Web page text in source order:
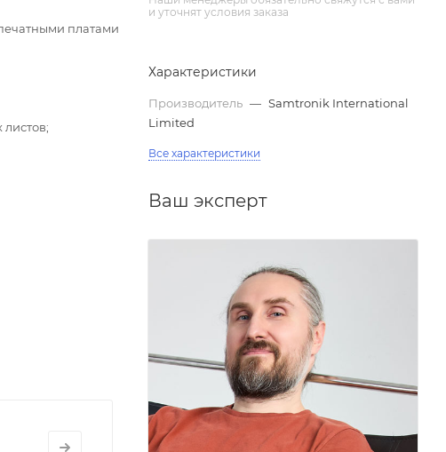
платами
и уточнят условия заказа
Характеристики
Производитель — Samtronik International
Limited
Все характеристики
Ваш эксперт